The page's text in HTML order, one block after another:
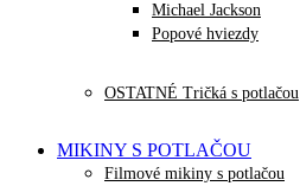
Michael Jackson
Popové hviezdy
OSTATNÉ Tričká s potlačou
MIKINY S POTLAČOU
Filmové mikiny s potlačou